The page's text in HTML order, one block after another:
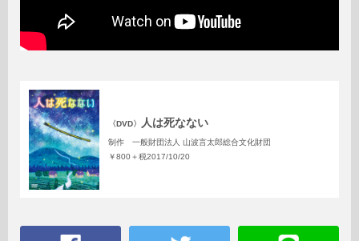
〈DVD〉 人は死なない
制作 一般財団法人 山波言太郎総合文化財団
￥800＋税2017/10/20